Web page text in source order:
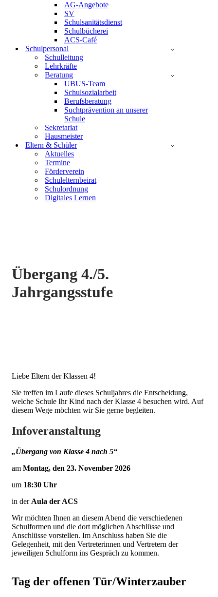
AG-Angebote
SV
Schulsanitätsdienst
Schulbücherei
ACS-Café
Schulpersonal
Schulleitung
Lehrkräfte
Beratung
UBUS-Team
Schulsozialarbeit
Berufsberatung
Suchtprävention an unserer
Schule
Sekretariat
Hausmeister
Eltern & Schüler
Aktuelles
Termine
Förderverein
Schulelternbeirat
Schulordnung
Digitales Lernen
Übergang 4./5.
Jahrgangsstufe
Liebe Eltern der Klassen 4!
Sie treffen im Laufe dieses Schuljahres die Entscheidung,
welche Schule Ihr Kind nach der Klasse 4 besuchen wird. Auf
diesem Wege möchten wir Sie gerne begleiten.
Infoveranstaltung
„Übergang von Klasse 4 nach 5“
am Montag, den 23. November 2026
um 18:30 Uhr
in der Aula der ACS
Wir möchten Ihnen an diesem Abend die verschiedenen
Schulformen und die dort möglichen Abschlüsse und
Anschlüsse vorstellen. Im Anschluss haben Sie die
Gelegenheit, mit den Vertreterinnen und Vertretern der
jeweiligen Schulform ins Gespräch zu kommen.
Tag der offenen Tür/Winterzauber